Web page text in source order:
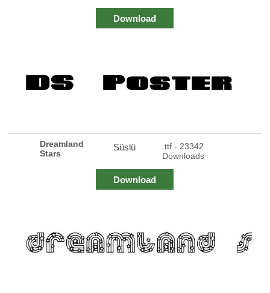
Download
Dreamland
Stars
Süslü
.ttf - 23342
Downloads
Download